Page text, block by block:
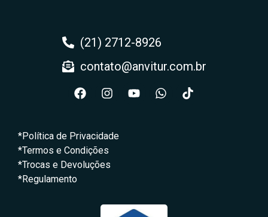
(21) 2712-8926
contato@anvitur.com.br
*Política de Privacidade
*Termos e Condições
*Trocas e Devoluções
*Regulamento